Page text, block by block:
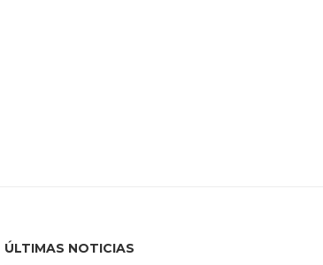
ÚLTIMAS NOTICIAS